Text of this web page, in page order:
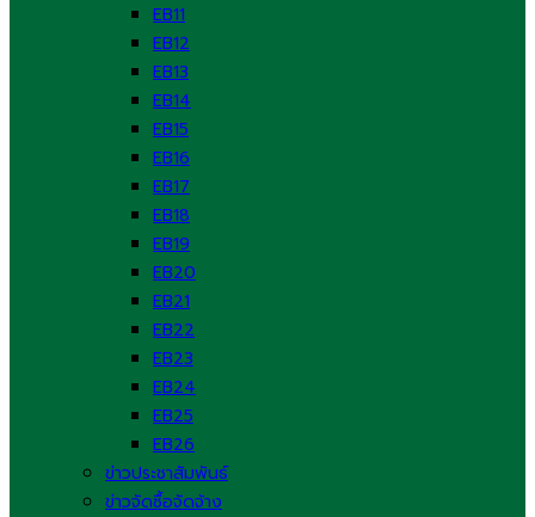
EB11
EB12
EB13
EB14
EB15
EB16
EB17
EB18
EB19
EB20
EB21
EB22
EB23
EB24
EB25
EB26
ข่าวประชาสัมพันธ์
ข่าวจัดซื้อจัดจ้าง